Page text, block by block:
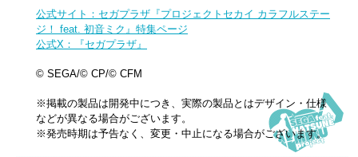
公式サイト：セガプラザ『プロジェクトセカイ カラフルステー
ジ！ feat. 初音ミク』特集ページ
公式X：『セガプラザ』
© SEGA/© CP/© CFM
※掲載の製品は開発中につき、実際の製品とはデザイン・仕様
などが異なる場合がございます。
※発売時期は予告なく、変更・中止になる場合がございます。